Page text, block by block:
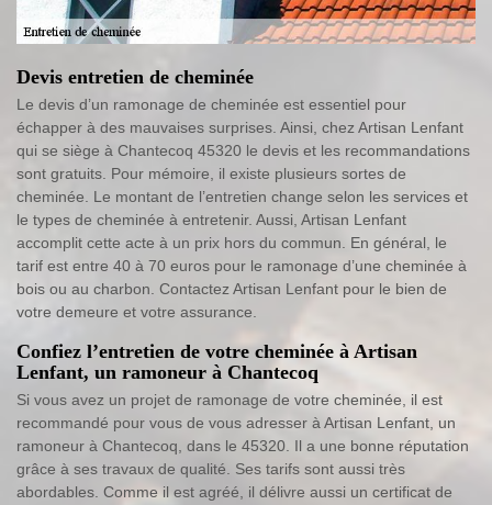
Devis entretien de cheminée
Le devis d’un ramonage de cheminée est essentiel pour
échapper à des mauvaises surprises. Ainsi, chez Artisan Lenfant
qui se siège à Chantecoq 45320 le devis et les recommandations
sont gratuits. Pour mémoire, il existe plusieurs sortes de
cheminée. Le montant de l’entretien change selon les services et
le types de cheminée à entretenir. Aussi, Artisan Lenfant
accomplit cette acte à un prix hors du commun. En général, le
tarif est entre 40 à 70 euros pour le ramonage d’une cheminée à
bois ou au charbon. Contactez Artisan Lenfant pour le bien de
votre demeure et votre assurance.
Confiez l’entretien de votre cheminée à Artisan
Lenfant, un ramoneur à Chantecoq
Si vous avez un projet de ramonage de votre cheminée, il est
recommandé pour vous de vous adresser à Artisan Lenfant, un
ramoneur à Chantecoq, dans le 45320. Il a une bonne réputation
grâce à ses travaux de qualité. Ses tarifs sont aussi très
abordables. Comme il est agréé, il délivre aussi un certificat de